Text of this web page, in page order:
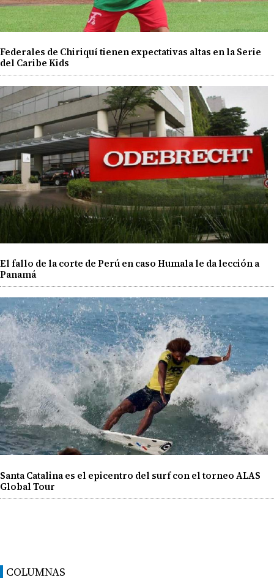
Federales de Chiriquí tienen expectativas altas en la Serie
del Caribe Kids
El fallo de la corte de Perú en caso Humala le da lección a
Panamá
Santa Catalina es el epicentro del surf con el torneo ALAS
Global Tour
COLUMNAS